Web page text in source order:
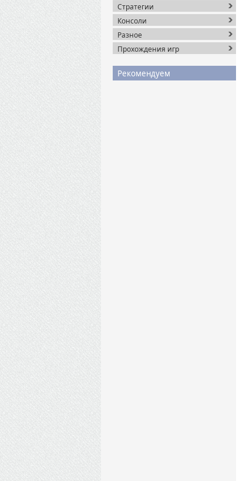
Стратегии
Консоли
Разное
Прохождения игр
Рекомендуем